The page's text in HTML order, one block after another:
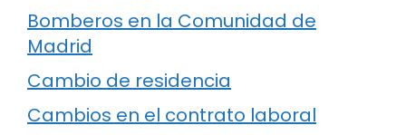
Bomberos en la Comunidad de
Madrid
Cambio de residencia
Cambios en el contrato laboral